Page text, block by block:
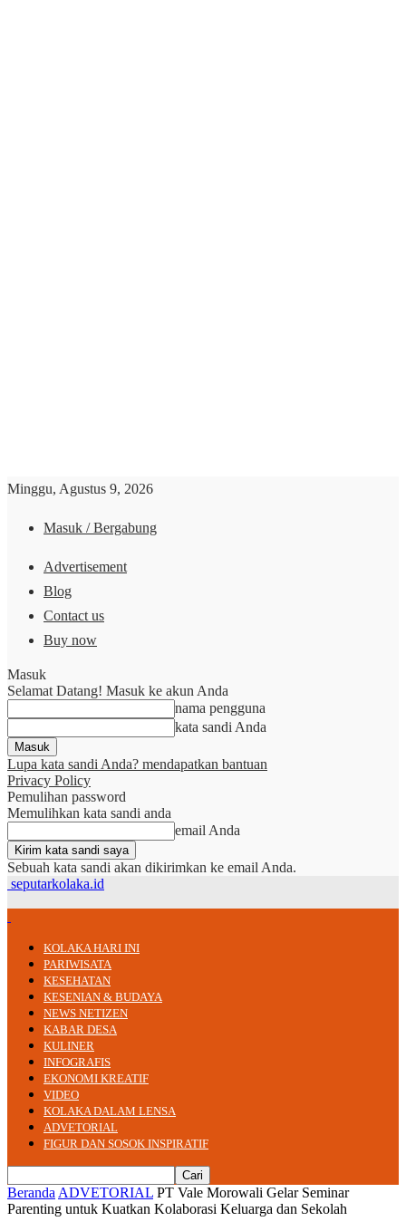
Minggu, Agustus 9, 2026
Masuk / Bergabung
Advertisement
Blog
Contact us
Buy now
Masuk
Selamat Datang! Masuk ke akun Anda
nama pengguna
kata sandi Anda
Lupa kata sandi Anda? mendapatkan bantuan
Privacy Policy
Pemulihan password
Memulihkan kata sandi anda
email Anda
Sebuah kata sandi akan dikirimkan ke email Anda.
seputarkolaka.id
KOLAKA HARI INI
PARIWISATA
KESEHATAN
KESENIAN & BUDAYA
NEWS NETIZEN
KABAR DESA
KULINER
INFOGRAFIS
EKONOMI KREATIF
VIDEO
KOLAKA DALAM LENSA
ADVETORIAL
FIGUR DAN SOSOK INSPIRATIF
Beranda ADVETORIAL PT Vale Morowali Gelar Seminar
Parenting untuk Kuatkan Kolaborasi Keluarga dan Sekolah